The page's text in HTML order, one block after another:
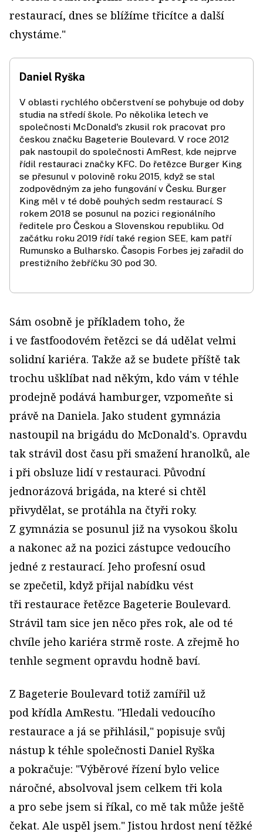
restaurací, dnes se blížíme třicítce a další
chystáme."
Daniel Ryška
V oblasti rychlého občerstvení se pohybuje od doby
studia na středí škole. Po několika letech ve
společnosti McDonald's zkusil rok pracovat pro
českou značku Bageterie Boulevard. V roce 2012
pak nastoupil do společnosti AmRest, kde nejprve
řídil restauraci značky KFC. Do řetězce Burger King
se přesunul v polovině roku 2015, když se stal
zodpovědným za jeho fungování v Česku. Burger
King měl v té době pouhých sedm restaurací. S
rokem 2018 se posunul na pozici regionálního
ředitele pro Českou a Slovenskou republiku. Od
začátku roku 2019 řídí také region SEE, kam patří
Rumunsko a Bulharsko. Časopis Forbes jej zařadil do
prestižního žebříčku 30 pod 30.
Sám osobně je příkladem toho, že
i ve fastfoodovém řetězci se dá udělat velmi
solidní kariéra. Takže až se budete příště tak
trochu ušklíbat nad někým, kdo vám v téhle
prodejně podává hamburger, vzpomeňte si
právě na Daniela. Jako student gymnázia
nastoupil na brigádu do McDonald's. Opravdu
tak strávil dost času při smažení hranolků, ale
i při obsluze lidí v restauraci. Původní
jednorázová brigáda, na které si chtěl
přivydělat, se protáhla na čtyři roky.
Z gymnázia se posunul již na vysokou školu
a nakonec až na pozici zástupce vedoucího
jedné z restaurací. Jeho profesní osud
se zpečetil, když přijal nabídku vést
tři restaurace řetězce Bageterie Boulevard.
Strávil tam sice jen něco přes rok, ale od té
chvíle jeho kariéra strmě roste. A zřejmě ho
tenhle segment opravdu hodně baví.
Z Bageterie Boulevard totiž zamířil už
pod křídla AmRestu. "Hledali vedoucího
restaurace a já se přihlásil," popisuje svůj
nástup k téhle společnosti Daniel Ryška
a pokračuje: "Výběrové řízení bylo velice
náročné, absolvoval jsem celkem tři kola
a pro sebe jsem si říkal, co mě tak může ještě
čekat. Ale uspěl jsem." Jistou hrdost není těžké